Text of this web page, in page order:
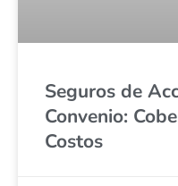
Seguros de
Convenio:
Costos